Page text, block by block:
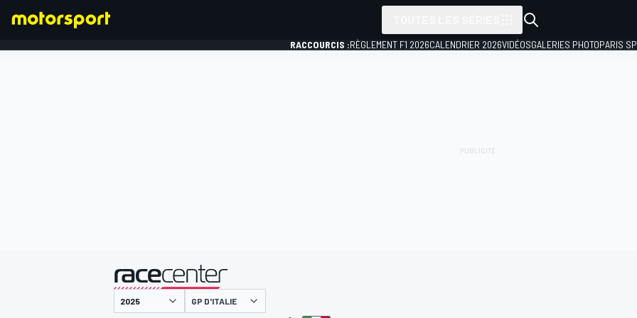
RACCOURCIS :RÈGLEMENT F1 2026CALENDRIER 2026VIDÉOSGALERIES PHOTOPARIS
présenté par
GP D'ITALIE